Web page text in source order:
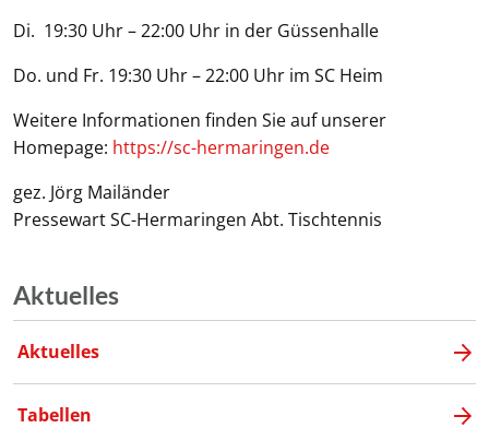
Di. 19:30 Uhr – 22:00 Uhr in der Güssenhalle
Do. und Fr. 19:30 Uhr – 22:00 Uhr im SC Heim
Weitere Informationen finden Sie auf unserer
Homepage: https://sc-hermaringen.de
gez. Jörg Mailänder
Pressewart SC-Hermaringen Abt. Tischtennis
Aktuelles
Aktuelles
Tabellen